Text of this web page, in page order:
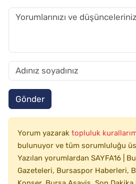
Gönder
Yorum yazarak topluluk
bulunuyor ve tüm sorumluluğu
Yazılan yorumlardan SAYFA16 |
Gazeteleri, Bursaspor Haberleri,